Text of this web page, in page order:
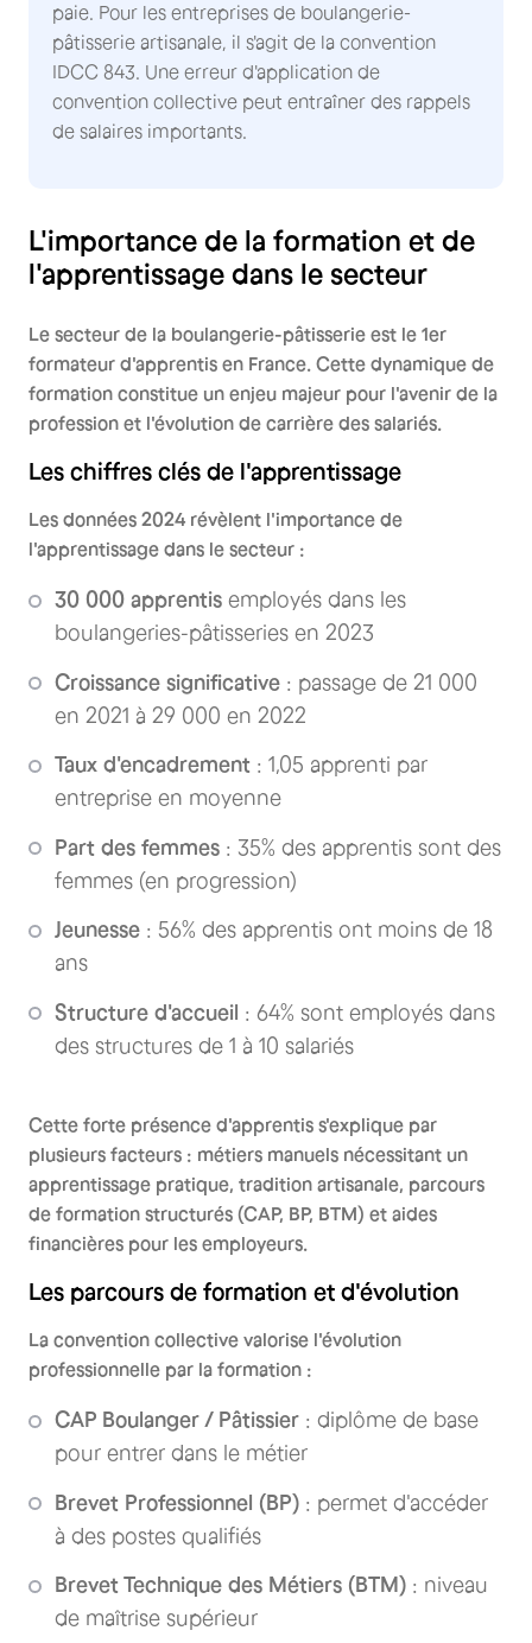
paie. Pour les entreprises de boulangerie-
pâtisserie artisanale, il s'agit de la convention
IDCC 843. Une erreur d'application de
convention collective peut entraîner des rappels
de salaires importants.
L'importance de la formation et de
l'apprentissage dans le secteur
Le secteur de la boulangerie-pâtisserie est le 1er
formateur d'apprentis en France. Cette dynamique de
formation constitue un enjeu majeur pour l'avenir de la
profession et l'évolution de carrière des salariés.
Les chiffres clés de l'apprentissage
Les données 2024 révèlent l'importance de
l'apprentissage dans le secteur :
30 000 apprentis employés dans les
boulangeries-pâtisseries en 2023
Croissance significative : passage de 21 000
en 2021 à 29 000 en 2022
Taux d'encadrement : 1,05 apprenti par
entreprise en moyenne
Part des femmes : 35% des apprentis sont des
femmes (en progression)
Jeunesse : 56% des apprentis ont moins de 18
ans
Structure d'accueil : 64% sont employés dans
des structures de 1 à 10 salariés
Cette forte présence d'apprentis s'explique par
plusieurs facteurs : métiers manuels nécessitant un
apprentissage pratique, tradition artisanale, parcours
de formation structurés (CAP, BP, BTM) et aides
financières pour les employeurs.
Les parcours de formation et d'évolution
La convention collective valorise l'évolution
professionnelle par la formation :
CAP Boulanger / Pâtissier : diplôme de base
pour entrer dans le métier
Brevet Professionnel (BP) : permet d'accéder
à des postes qualifiés
Brevet Technique des Métiers (BTM) : niveau
de maîtrise supérieur